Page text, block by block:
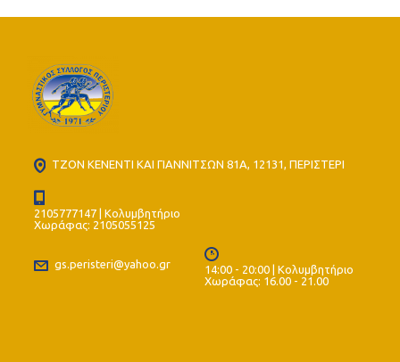
ΤΖΟΝ ΚΕΝΕΝΤΙ ΚΑΙ ΓΙΑΝΝΙΤΣΩΝ 81Α, 12131, ΠΕΡΙΣΤΕΡΙ
2105777147 | Κολυμβητήριο
Χωράφας: 2105055125
gs.peristeri@yahoo.gr
14:00 - 20:00 | Κολυμβητήριο
Χωράφας: 16.00 - 21.00